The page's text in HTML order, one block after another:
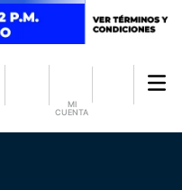
MI
CUENTA